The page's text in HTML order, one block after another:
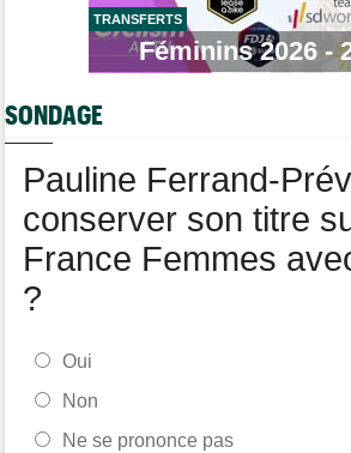
Lotto-Intermarché fait passer pro trois
Tour de Burgos
Matthew Brennan : "Je me suis retrouvé un
Tour de Burgos
TRANSFERTS
Féminins 2026 -
SONDAGE
Pauline Ferrand-
conserver son titre
France Femmes
?
Oui
Non
Ne se prononce pas